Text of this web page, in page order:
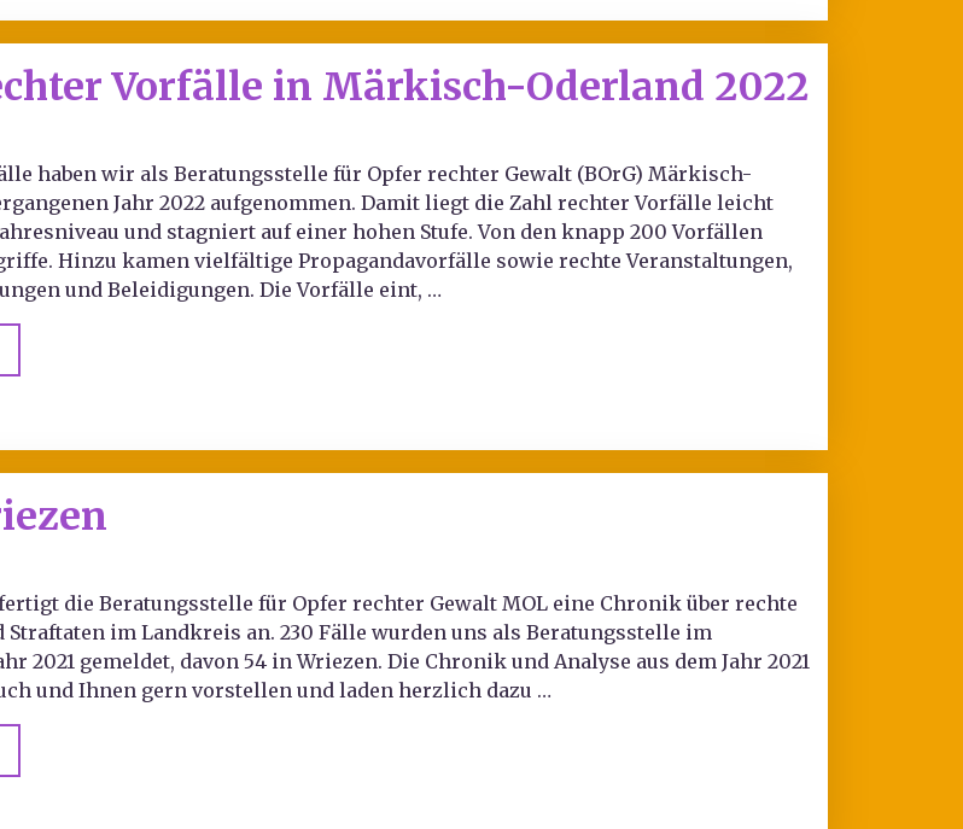
Vorfälle in Märkisch-Oderland 2022
haben wir als Beratungsstelle für Opfer rechter Gewalt (BOrG) Märkisch-
Jahr 2022 aufgenommen. Damit liegt die Zahl rechter Vorfälle leicht
und stagniert auf einer hohen Stufe. Von den knapp 200 Vorfällen
Hinzu kamen vielfältige Propagandavorfälle sowie rechte Veranstaltungen,
und Beleidigungen. Die Vorfälle eint, …
die Beratungsstelle für Opfer rechter Gewalt MOL eine Chronik über rechte
im Landkreis an. 230 Fälle wurden uns als Beratungsstelle im
2021 gemeldet, davon 54 in Wriezen. Die Chronik und Analyse aus dem Jahr 2021
und Ihnen gern vorstellen und laden herzlich dazu …